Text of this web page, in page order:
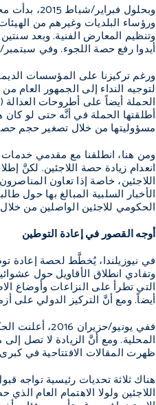
وبحلول
ورؤساء البلديات وغيرهم من
أيدوا رفع حصة اللجوء. وفي سبتمبر/أيلول 2015، أعلنت الحكومة عن عزمها توفير 600 مكان إضافي في حصة اللاجئين (للسوريين)
ورغم تركيزنا على المؤسسات
لتوجيه النداء إلى الجمهور
الحملة أيضاً على أطروحات العدالة
أطلقتها الحملة في أنَّه حتى لو كان
مسؤوليتها من خلال تصغير حجم
ومن هنا، انطلقنا مع مقدمي خدمات
انعدام زيادة حصة اللاجئين. لكنَّ
اللاجئين، خاصة إذا تعاون
الأخبار السلبية المبالغ بها حول
الحكومي للاجئين الواصلين من خلال
أوجه القصور في إعادة التوطين
في نيوزيلندا، يُخطَّط لحصة إعادة
وتفادي انطلاق الأقاويل حول
التي تطرأ على النزاعات وأوضاع
أيضاً. ومع أنَّ التركيز الدولي على
ظهرت المقالات الافتتاحية في
هناك ثلاثة تحديات رئيسية تواجه
اللاجئين ولولا الاهتمام العام